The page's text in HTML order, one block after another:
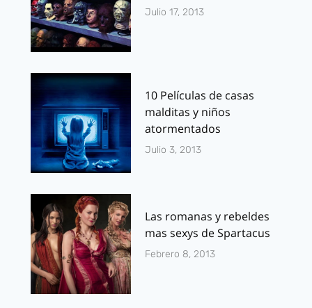
Julio 17, 2013
10 Películas de casas
malditas y niños
atormentados
Julio 3, 2013
Las romanas y rebeldes
mas sexys de Spartacus
Febrero 8, 2013